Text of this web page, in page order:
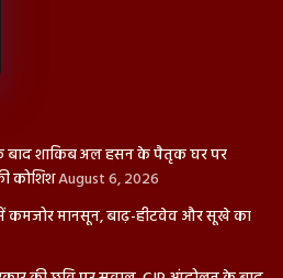
बाद शाकिब अल हसन के पैतृक घर पर
कोशिशAugust 6, 2026
कमजोर मानसून, बाढ़-हीटवेव और सूखे का